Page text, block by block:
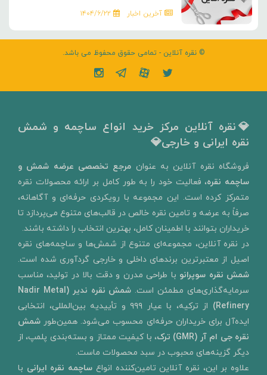
آخرین اخبار ۱۴۰۴/۶/۲۲
© نقره آنلاین - تمامی حقوق محفوظ می باشد.
💎نقره آنلاین مرکز خرید انواع ساچمه و شمش
نقره ایرانی و خارجی💎
​فروشگاه نقره آنلاین به‌ عنوان مرجع تخصصی عرضه شمش و
ساچمه نقره، فعالیت خود را به‌ طور کامل بر ارائه محصولات نقره
متمرکز کرده است. این مجموعه با رویکردی حرفه‌ای و آگاهانه،
صرفاً به عرضه و تامین نقره خالص در قالب‌های متنوع می‌پردازد تا
خریداران بتوانند با اطمینان کامل، بهترین انتخاب را داشته باشند.
در نقره آنلاین، مجموعه‌ای متنوع از شمش‌ها و ساچمه‌های نقره
اصیل از معتبرترین برندهای داخلی و خارجی گردآوری شده است.
شمش نقره سوپرانو با طراحی مدرن و دقت بالا در تولید، مناسب
سرمایه‌گذاری‌های مطمئن است. شمش نقره ندیر
(Nadir Metal
Refinery)
از ترکیه، با عیار ۹۹۹ و تأییدیه بین‌المللی، انتخابی
ایده‌آل برای خریداران حرفه‌ای محسوب می‌شود. همین‌طور شمش
نقره جی ام آر (GMR) ترک
، با کیفیت ممتاز و بسته‌بندی پلمپ، از
دیگر گزینه‌های محبوب در سبد محصولات ماست.
علاوه بر این، نقره آنلاین تامین‌کننده انواع ساچمه نقره ایرانی با